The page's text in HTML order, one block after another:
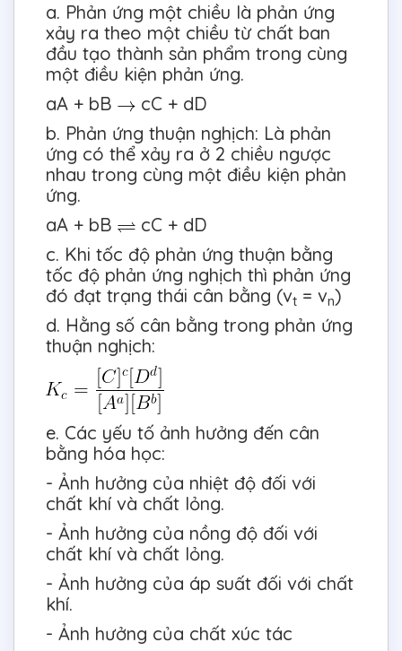
a. Phản ứng một chiều là phản ứng
xảy ra theo một chiều từ chất ban
đầu tạo thành sản phẩm trong cùng
một điều kiện phản ứng.
aA + bB
cC + dD
b. Phản ứng thuận nghịch: Là phản
ứng có thể xảy ra ở 2 chiều ngược
nhau trong cùng một điều kiện phản
ứng.
aA + bB
cC + dD
c. Khi tốc độ phản ứng thuận bằng
tốc độ phản ứng nghịch thì phản ứng
đó đạt trạng thái cân bằng (vt = vn)
d. Hằng số cân bằng trong phản ứng
thuận nghịch:
e. Các yếu tố ảnh hưởng đến cân
bằng hóa học:
- Ảnh hưởng của nhiệt độ đối với
chất khí và chất lỏng.
- Ảnh hưởng của nồng độ đối với
chất khí và chất lỏng.
- Ảnh hưởng của áp suất đối với chất
khí.
- Ảnh hưởng của chất xúc tác